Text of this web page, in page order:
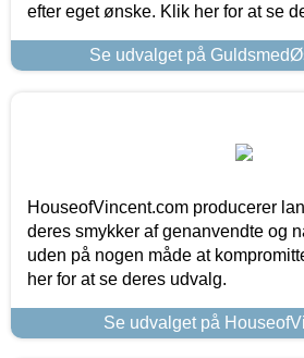
efter eget ønske. Klik her for at se
Se udvalget på
HouseofVincent.com producerer
deres smykker af genanvendte og
uden på nogen måde at
her for at se deres udvalg.
Se udvalget på